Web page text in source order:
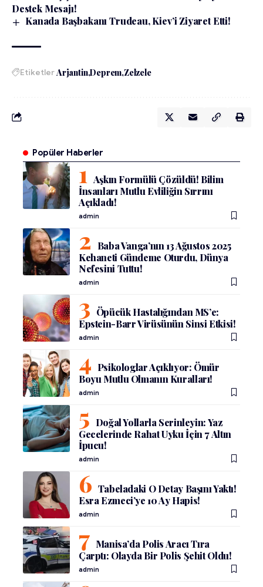
Destek Mesajı!
Kanada Başbakanı Trudeau, Kiev’i Ziyaret Etti!
EtiketlerArjantin Deprem Zelzele
Popüler Haberler
Aşkın Formülü Çözüldü! Bilim
İnsanları Mutlu Evliliğin Sırrını
Açıkladı!
admin
Baba Vanga’nın 13 Ağustos 2025
Kehaneti Gündeme Oturdu, Dünya
Nefesini Tuttu!
admin
Öpücük Hastalığından MS’e:
Epstein-Barr Virüsünün Sinsi Etkisi!
admin
Psikologlar Açıklıyor: Ömür
Boyu Mutlu Olmanın Kuralları!
admin
Doğal Yollarla Serinleyin: Yaz
Gecelerinde Rahat Uyku İçin 7 Altın
İpucu!
admin
Tabeladaki O Detay Başını Yaktı!
Esra Ezmeci’ye 10 Ay Hapis!
admin
Manisa’da Polis Aracı Tıra
Çarptı: Olayda Bir Polis Şehit Oldu!
admin